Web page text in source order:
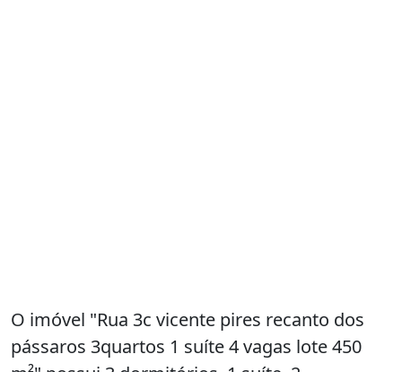
O imóvel "Rua 3c vicente pires recanto dos
pássaros 3quartos 1 suíte 4 vagas lote 450